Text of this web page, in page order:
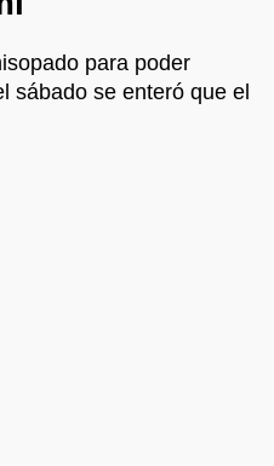
para poder
sábado se enteró que el